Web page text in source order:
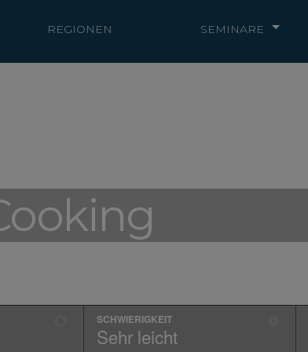
REGIONEN SEMINARE
SCHWIERIGKEIT
Sehr leicht